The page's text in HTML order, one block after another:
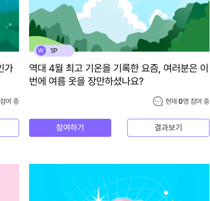
가
여 중
W 1P
역대 4월 최고 기온을 기록한 요즘, 여러분은 이
번에 여름 옷을 장만하셨나요?
현재0명 참여 중
참여하기 결과보기